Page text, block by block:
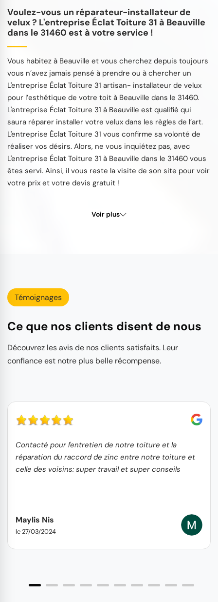
Voulez-vous un réparateur-installateur de
velux ? L'entreprise Éclat Toiture 31 à Beauville
dans le 31460 est à votre service !
Vous habitez à Beauville et vous cherchez depuis toujours
vous n’avez jamais pensé à prendre ou à chercher un
L'entreprise Éclat Toiture 31 artisan- installateur de velux
pour l’esthétique de votre toit à Beauville dans le 31460.
L'entreprise Éclat Toiture 31 à Beauville est qualifié qui
saura réparer installer votre velux dans les règles de l’art.
L'entreprise Éclat Toiture 31 vous confirme sa volonté de
réaliser vos désirs. Alors, ne vous inquiétez pas, avec
L'entreprise Éclat Toiture 31 à Beauville dans le 31460 vous
êtes servi. Ainsi, il vous reste la visite de son site pour voir
votre prix et votre devis gratuit !
Voir plus
Témoignages
Ce que nos clients disent de nous
Découvrez les avis de nos clients satisfaits. Leur
confiance est notre plus belle récompense.
Contacté pour l'entretien de notre toiture et la
réparation du raccord de zinc entre notre toiture et
celle des voisins: super travail et super conseils
Maylis Nis
le 27/03/2024